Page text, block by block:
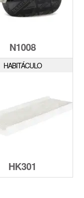
N1008
HABITÁCULO
HK301